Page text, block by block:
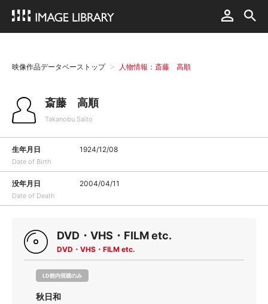
映像作品データベーストップ 人物情報：斎藤 高順
斎藤 高順
Takanobu Saito
生年月日
Date of Birth
1924/12/08
没年月日
Date of Death
2004/04/11
DVD・VHS・FILM etc.
DVD・VHS・FILM etc.
LD館内視聴のみ
秋日和